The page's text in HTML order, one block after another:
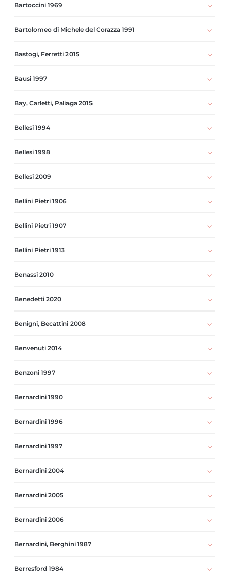
Bartoccini 1969
Bartolomeo di Michele del Corazza 1991
Bastogi, Ferretti 2015
Bausi 1997
Bay, Carletti, Paliaga 2015
Bellesi 1994
Bellesi 1998
Bellesi 2009
Bellini Pietri 1906
Bellini Pietri 1907
Bellini Pietri 1913
Benassi 2010
Benedetti 2020
Benigni, Becattini 2008
Benvenuti 2014
Benzoni 1997
Bernardini 1990
Bernardini 1996
Bernardini 1997
Bernardini 2004
Bernardini 2005
Bernardini 2006
Bernardini, Berghini 1987
Berresford 1984